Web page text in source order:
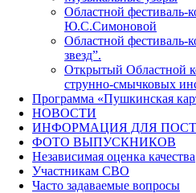
Областной
Ю.С.Симоновой
Областной фестиваль-
звезд”.
Открытый Областной
струнно-смычковых
Программа «Пушкинская
НОВОСТИ
ИНФОРМАЦИЯ ДЛЯ
ФОТО ВЫПУСКНИКОВ
Независимая оценка качества
Участникам СВО
Часто задаваемые вопросы